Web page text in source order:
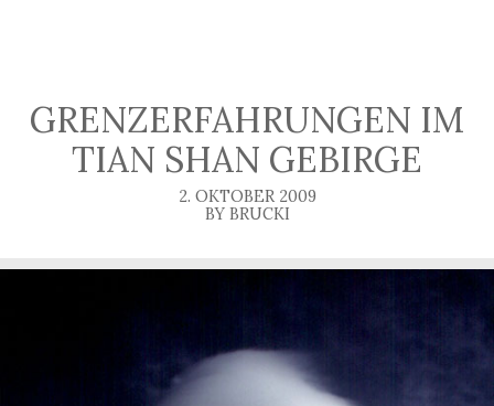
GRENZERFAHRUNGEN IM
TIAN SHAN GEBIRGE
2. OKTOBER 2009
BY BRUCKI